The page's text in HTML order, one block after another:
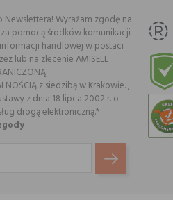
Newslettera! Wyrażam zgodę na
za pomocą środków komunikacji
handlowej w postaci
lub na zlecenie AMISELL
z siedzibą w Krakowie. ,
z dnia 18 lipca 2002 r. o
drogą elektroniczną.*